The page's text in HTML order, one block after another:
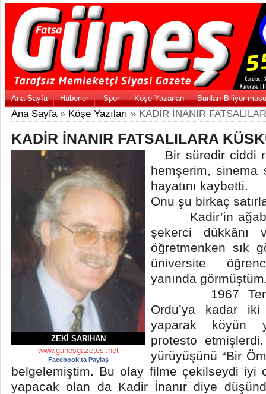
Ana Sayfa Haberler Spor Köşe Yazarları Bunları Biliyor
Ana Sayfa» Köşe Yazıları » KADİR İNANIR
KADİR İNANIR FATSALILARA
ZEKI SARIHAN
www.gunesgazetesi.net
Facebook'ta Paylaş
Bir süredir ciddi
hemşerim, sinema
hayatını kaybetti.
Onu şu birkaç
Kadir’in
şekerci dükkânı
öğretmenken sık
üniversite
yanında
1967
Ordu’ya kadar
yaparak köyün
protesto
yürüyüşünü “Bir
belgelemiştim. Bu olay filme çekilseydi iyi
yapacak olan da Kadir İnanır diye